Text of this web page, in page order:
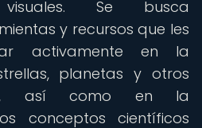
visuales. Se busca
y recursos que les
activamente en la
planetas y otros
así como en la
conceptos científicos